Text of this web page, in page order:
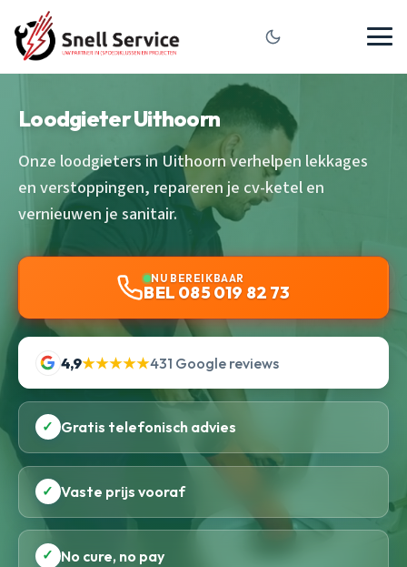
Loodgieter Uithoorn
Onze loodgieters in Uithoorn verhelpen lekkages
en verstoppingen, repareren je cv-ketel en
vernieuwen je sanitair.
NU BEREIKBAAR
BEL 085 019 82 73
4,9★★★★★431 Google reviews
✓ Gratis telefonisch advies
✓ Vaste prijs vooraf
✓ No cure, no pay